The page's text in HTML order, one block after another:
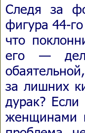
Следя за
фигура 44-
что
его —
за лишних
дурак?
женщинами